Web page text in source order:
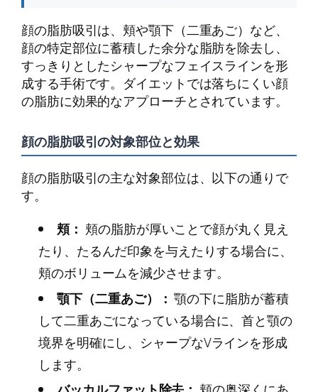
顔の脂肪吸引は、頬や顎下（二重あご）など、
顔の特定部位に蓄積した余分な脂肪を除去し、
すっきりとしたシャープなフェイスラインを形
成する手術です。ダイエットでは落ちにくい顔
の脂肪に効果的なアプローチとされています。
顔の脂肪吸引の対象部位と効果
顔の脂肪吸引の主な対象部位は、以下の通りで
す。
頬： 頬の脂肪が厚いことで顔が丸く見え
たり、たるんだ印象を与えたりする場合に、
頬のボリュームを減少させます。
顎下（二重あご）： 顎の下に脂肪が蓄積
して二重あごになっている場合に、首と顎の
境界を明確にし、シャープなVラインを形成
します。